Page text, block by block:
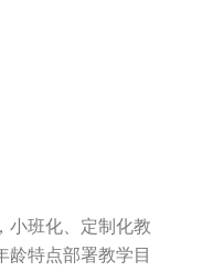
小班化、定制化教
龄特点部署教学目